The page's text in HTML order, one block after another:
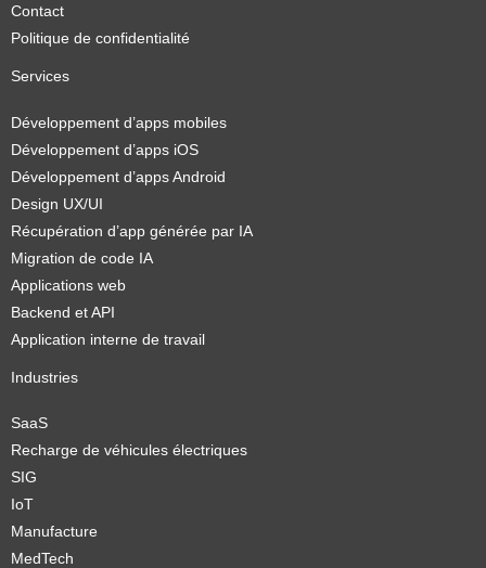
Contact
Politique de confidentialité
Services
Développement d’apps mobiles
Développement d’apps iOS
Développement d’apps Android
Design UX/UI
Récupération d’app générée par IA
Migration de code IA
Applications web
Backend et API
Application interne de travail
Industries
SaaS
Recharge de véhicules électriques
SIG
IoT
Manufacture
MedTech